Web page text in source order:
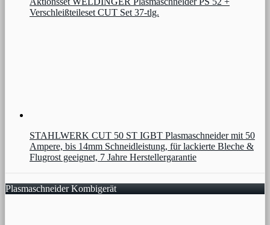
Verschleißteileset CUT Set 37-tlg.
STAHLWERK CUT 50 ST IGBT Plasmaschneider mit 50
Ampere, bis 14mm Schneidleistung, für lackierte Bleche &
Flugrost geeignet, 7 Jahre Herstellergarantie
Plasmaschneider Kombigerät